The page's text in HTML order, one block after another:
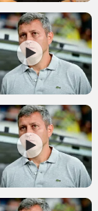
רשיון להקרנה
הצטרפות
לוח דרושים –
תגיות
המגזין